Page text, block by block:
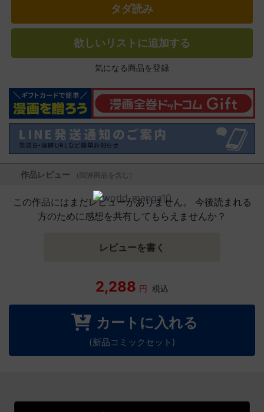
タダ読み
欲しいリストに追加する
気になる商品を登録
作品レビュー （関連商品を含む）
この作品にはまだレビューがありません。 今後読まれる
方のために感想を共有してもらえませんか？
レビューを書く
2,288 円 税込
カートに入れる
(新品コミックセット)